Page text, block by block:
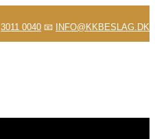
3011 0040 📧 INFO@KKBESLAG.DK